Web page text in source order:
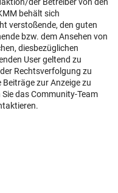
der Betreiber von den
behält sich
verstoßende, den guten
bzw. dem Ansehen von
diesbezüglichen
User geltend zu
Rechtsverfolgung zu
zur Anzeige zu
Sie das Community-Team